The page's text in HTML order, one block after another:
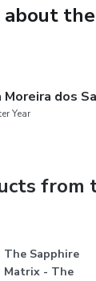
about
Moreira dos
Year
from
The Sapphire
Matrix - The